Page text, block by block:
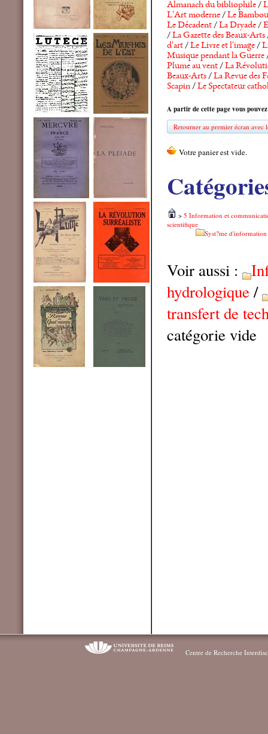
Almanach du bibliophile/
L'Art moderne/Le Bambou
Le Décadent/La Dryade/
/La Gazette des Beaux-Arts
d'art/Le Livre et l'image/
Musique pendant la Guerre
Plume au vent/La
Beaux-Arts/La Revue des
Scapin/Le Spectateur
A partir de cette page vous
Retourner au premier écran avec
> 5 Information et
scientifique
Syst?me
Voir aussi :
hydrologique/
transfert de
catégorie vide
Centre de Recherche